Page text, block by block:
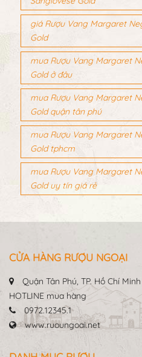
giá Rượu Vang Margaret
Gold
mua Rượu Vang Margaret
Gold ở đâu
mua Rượu Vang Margaret
Gold quận tân phú
mua Rượu Vang Margaret
Gold tphcm
mua Rượu Vang Margaret
Gold uy tín giá rẻ
CỬA HÀNG RƯỢU NGOẠI
Quận Tân Phú, TP. Hồ Chí Minh
HOTLINE mua hàng
0972.12345.1
www.ruoungoai.net